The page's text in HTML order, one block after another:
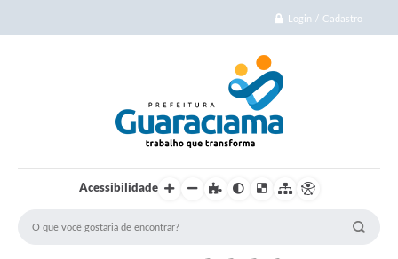
Login / Cadastro
Acessibilidade